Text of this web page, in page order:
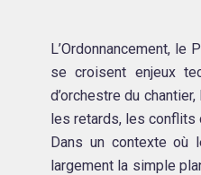
L’Ordonnancement,
se croisent enjeux
d’orchestre du
les retards, les conflits
Dans un contexte où
largement la simple